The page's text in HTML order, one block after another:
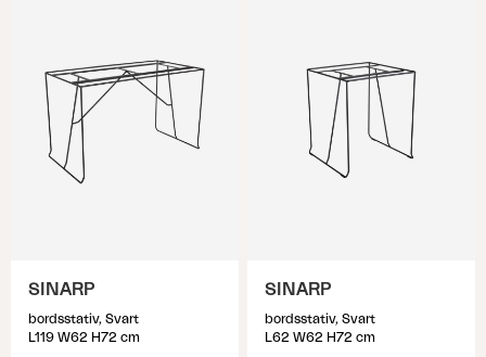
SINARP
bordsstativ, Svart
L119 W62 H72 cm
SINARP
bordsstativ, Svart
L62 W62 H72 cm